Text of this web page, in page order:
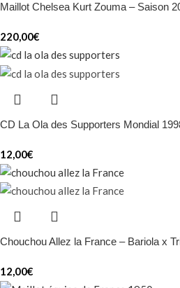
Maillot Chelsea Kurt Zouma – Saison
220,00€
CD La Ola des Supporters Mondial
12,00€
Chouchou Allez la France – Bariola x
12,00€